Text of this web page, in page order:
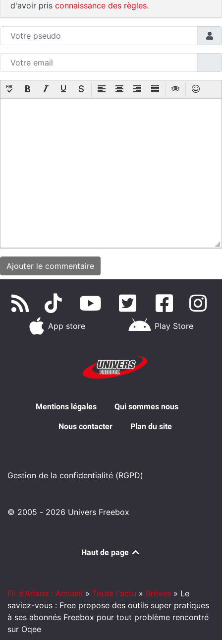
d'avoir pris connaissance des règles.
App store Play Store
Mentions légales Qui sommes nous
Nous contacter Plan du site
Gestion de la confidentialité (RGPD)
© 2005 - 2026 Univers Freebox
Haut de page
Fil d'Ariane : Accueil » Toute l'actu » Brèves » Le
saviez-vous : Free propose des outils super pratiques
à ses abonnés Freebox pour tout problème rencontré
sur Oqee